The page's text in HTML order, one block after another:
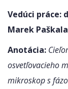
Vedúci práce:
Marek
Anotácia:
osvetľovacieho
mikroskop s